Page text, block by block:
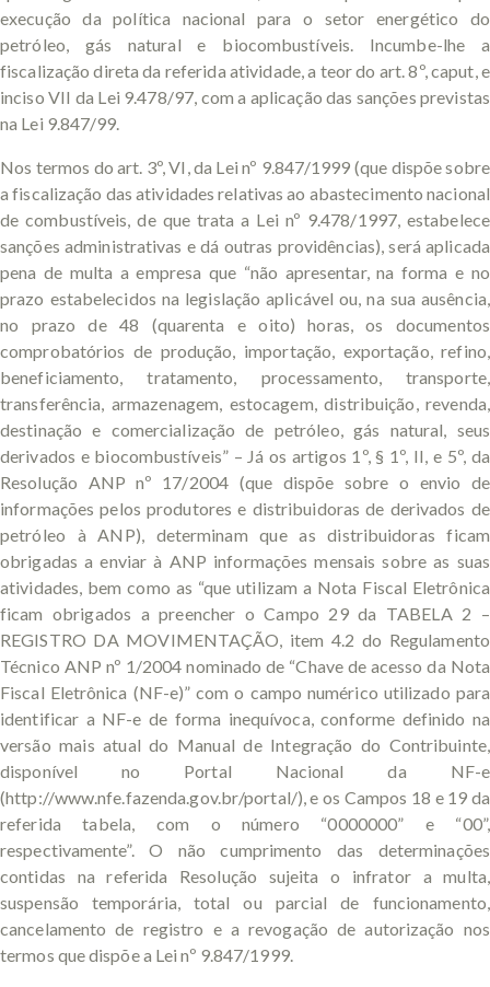
execução da política nacional para o setor energético do
petróleo, gás natural e biocombustíveis. Incumbe-lhe a
fiscalização direta da referida atividade, a teor do art. 8º, caput, e
inciso VII da Lei 9.478/97, com a aplicação das sanções previstas
na Lei 9.847/99.
Nos termos do art. 3º, VI, da Lei nº 9.847/1999 (que dispõe sobre
a fiscalização das atividades relativas ao abastecimento nacional
de combustíveis, de que trata a Lei nº 9.478/1997, estabelece
sanções administrativas e dá outras providências), será aplicada
pena de multa a empresa que “não apresentar, na forma e no
prazo estabelecidos na legislação aplicável ou, na sua ausência,
no prazo de 48 (quarenta e oito) horas, os documentos
comprobatórios de produção, importação, exportação, refino,
beneficiamento, tratamento, processamento, transporte,
transferência, armazenagem, estocagem, distribuição, revenda,
destinação e comercialização de petróleo, gás natural, seus
derivados e biocombustíveis” – Já os artigos 1º, § 1º, II, e 5º, da
Resolução ANP nº 17/2004 (que dispõe sobre o envio de
informações pelos produtores e distribuidoras de derivados de
petróleo à ANP), determinam que as distribuidoras ficam
obrigadas a enviar à ANP informações mensais sobre as suas
atividades, bem como as “que utilizam a Nota Fiscal Eletrônica
ficam obrigados a preencher o Campo 29 da TABELA 2 –
REGISTRO DA MOVIMENTAÇÃO, item 4.2 do Regulamento
Técnico ANP nº 1/2004 nominado de “Chave de acesso da Nota
Fiscal Eletrônica (NF-e)” com o campo numérico utilizado para
identificar a NF-e de forma inequívoca, conforme definido na
versão mais atual do Manual de Integração do Contribuinte,
disponível no Portal Nacional da NF-e
(http://www.nfe.fazenda.gov.br/portal/), e os Campos 18 e 19 da
referida tabela, com o número “0000000” e “00”,
respectivamente”. O não cumprimento das determinações
contidas na referida Resolução sujeita o infrator a multa,
suspensão temporária, total ou parcial de funcionamento,
cancelamento de registro e a revogação de autorização nos
termos que dispõe a Lei nº 9.847/1999.